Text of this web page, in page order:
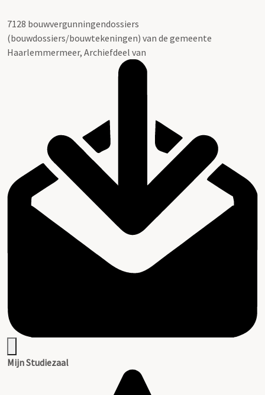
7128 bouwvergunningendossiers
(bouwdossiers/bouwtekeningen) van de gemeente
Haarlemmermeer, Archiefdeel van
Mijn Studiezaal